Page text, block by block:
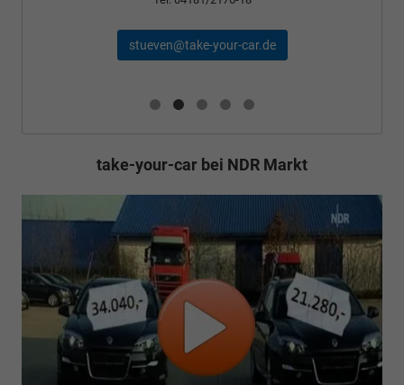
schael@take-your-car.de
take-your-car bei NDR Markt